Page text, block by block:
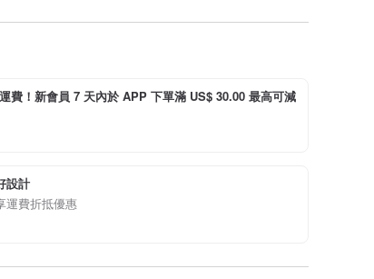
費！新會員 7 天內於 APP 下單滿 US$ 30.00 最高可減
設計
運費折抵優惠